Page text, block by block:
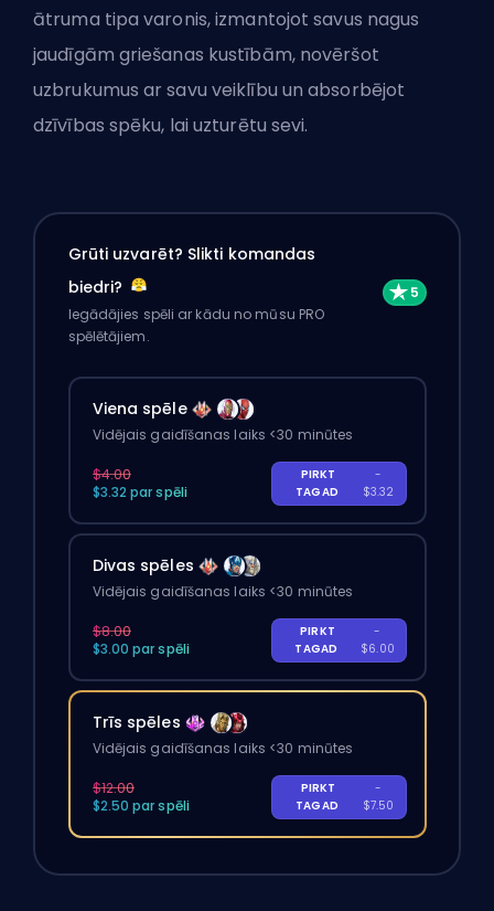
ātruma tipa varonis, izmantojot savus nagus
jaudīgām griešanas kustībām, novēršot
uzbrukumus ar savu veiklību un absorbējot
dzīvības spēku, lai uzturētu sevi.
Grūti uzvarēt? Slikti komandas
biedri?
Iegādājies spēli ar kādu no mūsu PRO
spēlētājiem.
Viena spēle
Vidējais gaidīšanas laiks <30 minūtes
$4.00
$3.32 par spēli
PIRKT
TAGAD
-
$3.32
Divas spēles
Vidējais gaidīšanas laiks <30 minūtes
$8.00
$3.00 par spēli
PIRKT
TAGAD
-
$6.00
Trīs spēles
Vidējais gaidīšanas laiks <30 minūtes
$12.00
$2.50 par spēli
PIRKT
TAGAD
-
$7.50